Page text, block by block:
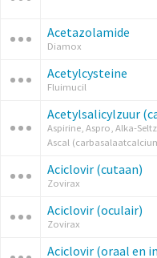
Acetazolamide
Diamox
Acetylcysteine
Fluimucil
Acetylsalicylzuur
Aspirine, Aspro, Alka-
Ascal
Aciclovir (cutaan)
Zovirax
Aciclovir (oculair)
Zovirax
Aciclovir (oraal en